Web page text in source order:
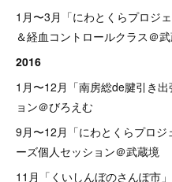
1月〜3月「にわとくらプロジ
＆経血コントロールクラス＠
2016
1月〜12月「南房総de腱引き
ョン＠びろえむ
9月〜12月「にわとくらプロ
ーズ個人セッション＠武蔵境
11月「くいしんぼのさんぽ市